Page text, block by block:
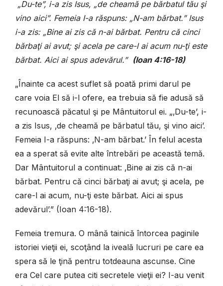
„Du-te”, i-a zis Isus, „de cheamă pe bărbatul tău şi
vino aici”. Femeia I-a răspuns: „N-am bărbat.” Isus
i-a zis: „Bine ai zis că n-ai bărbat. Pentru că cinci
bărbaţi ai avut; şi acela pe care-l ai acum nu-ţi este
bărbat. Aici ai spus adevărul.” (Ioan 4:16-18)
„Înainte ca acest suflet să poată primi darul pe
care voia El să i-l ofere, ea trebuia să fie adusă să
recunoască păcatul şi pe Mântuitorul ei. „‚Du-te’, i-
a zis Isus, ‚de cheamă pe bărbatul tău, şi vino aici’.
Femeia I-a răspuns: ‚N-am bărbat.’ În felul acesta
ea a sperat să evite alte întrebări pe această temă.
Dar Mântuitorul a continuat: ‚Bine ai zis că n-ai
bărbat. Pentru că cinci bărbaţi ai avut; şi acela, pe
care-l ai acum, nu-ţi este bărbat. Aici ai spus
adevărul’.” (Ioan 4:16-18).
Femeia tremura. O mână tainică întorcea paginile
istoriei vieţii ei, scoţând la iveală lucruri pe care ea
spera să le ţină pentru totdeauna ascunse. Cine
era Cel care putea citi secretele vieţii ei? I-au venit